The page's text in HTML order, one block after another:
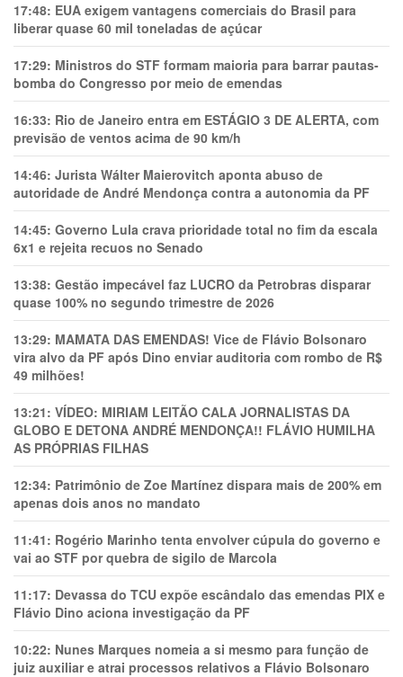
17:48: EUA exigem vantagens comerciais do Brasil para
liberar quase 60 mil toneladas de açúcar
17:29: Ministros do STF formam maioria para barrar pautas-
bomba do Congresso por meio de emendas
16:33: Rio de Janeiro entra em ESTÁGIO 3 DE ALERTA, com
previsão de ventos acima de 90 km/h
14:46: Jurista Wálter Maierovitch aponta abuso de
autoridade de André Mendonça contra a autonomia da PF
14:45: Governo Lula crava prioridade total no fim da escala
6x1 e rejeita recuos no Senado
13:38: Gestão impecável faz LUCRO da Petrobras disparar
quase 100% no segundo trimestre de 2026
13:29: MAMATA DAS EMENDAS! Vice de Flávio Bolsonaro
vira alvo da PF após Dino enviar auditoria com rombo de R$
49 milhões!
13:21: VÍDEO: MIRIAM LEITÃO CALA JORNALISTAS DA
GLOBO E DETONA ANDRÉ MENDONÇA!! FLÁVIO HUMILHA
AS PRÓPRIAS FILHAS
12:34: Patrimônio de Zoe Martínez dispara mais de 200% em
apenas dois anos no mandato
11:41: Rogério Marinho tenta envolver cúpula do governo e
vai ao STF por quebra de sigilo de Marcola
11:17: Devassa do TCU expõe escândalo das emendas PIX e
Flávio Dino aciona investigação da PF
10:22: Nunes Marques nomeia a si mesmo para função de
juiz auxiliar e atrai processos relativos a Flávio Bolsonaro